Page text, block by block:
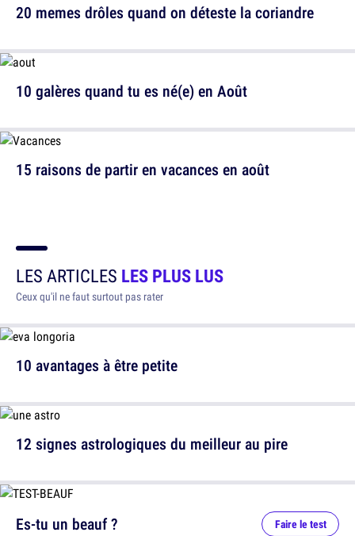
10 galères quand tu es né(e) en Août
20 memes drôles quand on déteste la coriandre
15 raisons de partir en vacances en août
LES ARTICLES LES PLUS LUS
Ceux qu'il ne faut surtout pas rater
10 avantages à être petite
12 signes astrologiques du meilleur au pire
Es-tu un beauf ? Faire le test